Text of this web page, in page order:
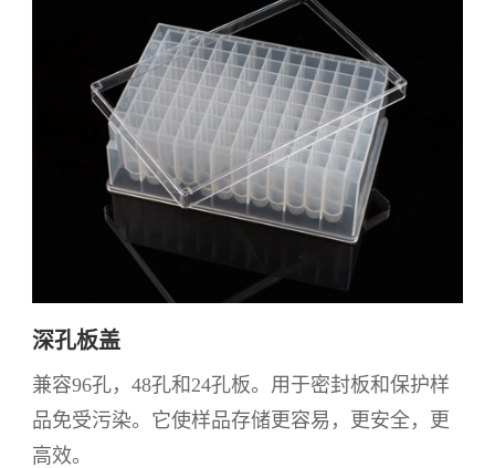
深孔板盖
兼容96孔，48孔和24孔板。用于密封板和保护样
品免受污染。它使样品存储更容易，更安全，更
高效。